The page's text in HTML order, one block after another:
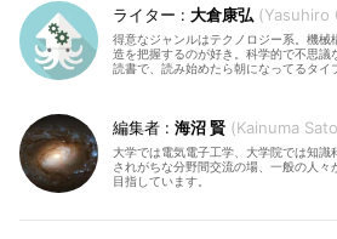
大倉康弘 Yasuhiro
得意なジャンルはテクノロジー系。機
造を把握するのが好き。科学的で不思議
読書で、読み始めたら朝になってるタイ
海沼 賢 Kainuma
大学では電気電子工学、大学院では知
されがちな分野間交流の場、一般の人
目指しています。